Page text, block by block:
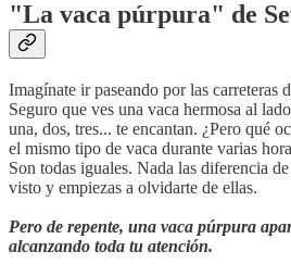
"La vaca púrpura" de
Imagínate ir paseando por las carreteras
Seguro que ves una vaca hermosa al
una, dos, tres... te encantan. ¿Pero qué
el mismo tipo de vaca durante varias
Son todas iguales. Nada las diferencia
visto y empiezas a olvidarte de ellas.
Pero de repente, una vaca púrpura
alcanzando toda tu atención.